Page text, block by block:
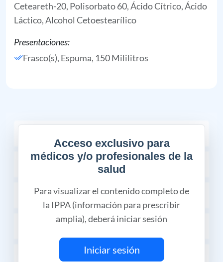
Ceteareth-20, Polisorbato 60,Ácido Cítrico,Ácido
Láctico,Alcohol Cetoestearílico
Presentaciones:
Frasco(s), Espuma, 150 Mililitros
Acceso exclusivo para
médicos y/o profesionales de la
salud
Para visualizar el contenido completo de
la IPPA (información para prescribir
amplia), deberá iniciar sesión
Iniciar sesión
INDICACIONES TERAPÉUTICAS
CONTRAINDICACIONES
PRECAUCIONES Y ADVERTENCIAS
DOSIS Y VÍA DE ADMINISTRACIÓN